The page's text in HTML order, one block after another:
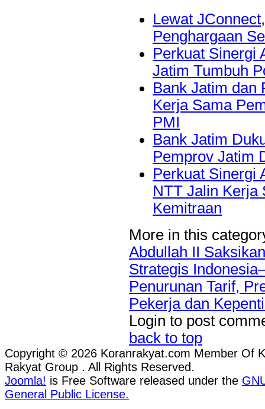
Lewat
Penghargaan
Perkuat Sinergi
Jatim Tumbuh
Bank Jatim dan
Kerja Sama
PMI
Bank Jatim
Pemprov Jatim
Perkuat Sinergi
NTT Jalin Kerja
Kemitraan
More in this
Abdullah II
Strategis
Penurunan Tarif,
Pekerja dan
Login to post
back to top
Copyright © 2026 Koranrakyat.com Member Of
Rakyat Group . All Rights Reserved.
Joomla! is Free Software released under the
General Public License.